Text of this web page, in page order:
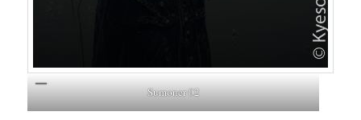
Sumoner 02